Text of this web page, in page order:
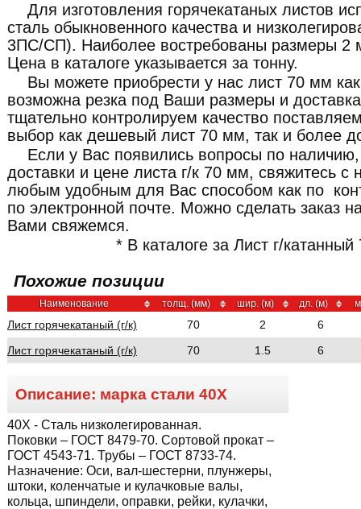
Для изготовления горячекатаных листов
сталь обыкновенного качества и
3ПС/СП). Наиболее востребованы размеры
Цена в каталоге указывается за тонну.
Вы можете приобрести у нас лист 70 мм
возможна резка под Ваши размеры и
тщательно контролируем качество
выбор как дешевый лист 70 мм, так и более
Если у Вас появились вопросы по
доставки и цене листа г/к 70 мм, свяжитесь
любым удобным для Вас способом как по
по электронной почте. Можно сделать заказ
Вами свяжемся.
* В каталоге за Лист г/
Похожие позиции
Наименование толщ. (мм) шир. (м) дл. (м)
Лист горячекатаный (г/к) 70 2
6
Лист горячекатаный (г/к)
70 1.5 6
Описание: марка стали 40Х
40Х - Сталь низколегированная.
Поковки – ГОСТ 8479-70. Сортовой прокат –
ГОСТ 4543-71. Трубы – ГОСТ 8733-74.
Назначение: Оси, вал-шестерни, плунжеры,
штоки, коленчатые и кулачковые валы,
кольца, шпиндели, оправки, рейки, кулачки,